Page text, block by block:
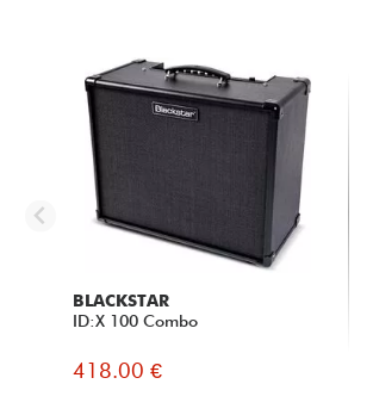
BLACKSTAR
ID:X 100 Combo
418.00 €